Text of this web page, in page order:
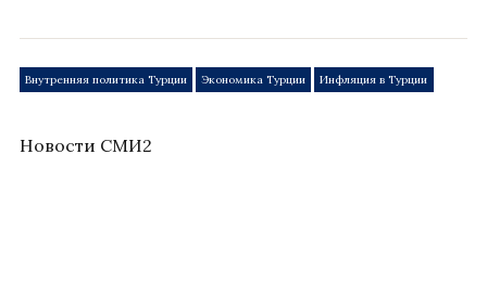
Внутренняя политика Турции Экономика Турции Инфляция в Турции
Новости СМИ2